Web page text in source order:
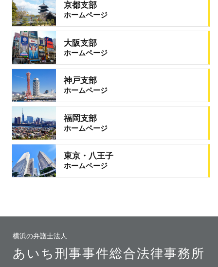
京都支部
ホームページ
大阪支部
ホームページ
神戸支部
ホームページ
福岡支部
ホームページ
東京・八王子
ホームページ
横浜の弁護士法人
あいち刑事事件総合法律事務所